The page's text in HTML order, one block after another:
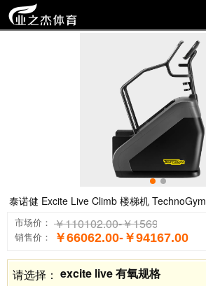
0 1
泰诺健 Excite Live Climb 楼梯机 TechnoGym
市场价： ￥110102.00-￥156944.00
销售价： ￥66062.00-￥94167.00
请选择： excite live 有氧规格